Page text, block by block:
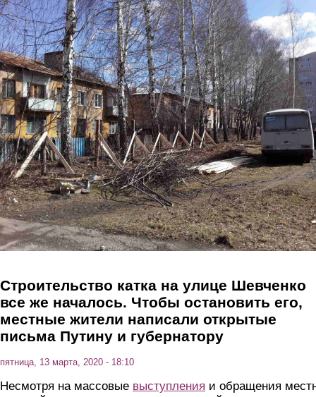
Перейти к основному содержанию
Строительство катка на улице Шевченко
все же началось. Чтобы остановить его,
местные жители написали открытые
письма Путину и губернатору
пятница, 13 марта, 2020 - 18:10
Несмотря на массовые выступления и обращения